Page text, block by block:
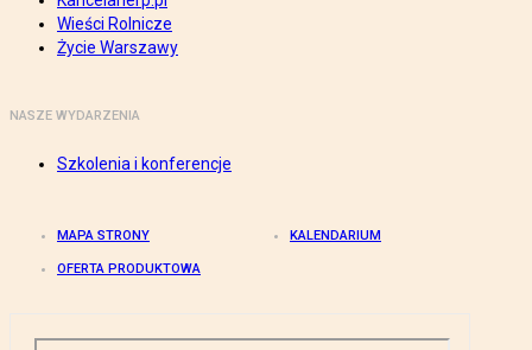
Wieści Rolnicze
Życie Warszawy
NASZE WYDARZENIA
Szkolenia i konferencje
MAPA STRONY KALENDARIUM
OFERTA PRODUKTOWA